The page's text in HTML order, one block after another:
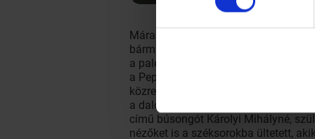
Mára a műfaj – nevezzük nótának,
bármikor feltámasztható, hisz
a palettán, mi sem bizonyítja
a Pepita Ofélia Bárban, később
közreműködésével olyan
a dalokat magyarázó szövegekkel
című búsongót Károlyi Mihályné,
nézőket is a széksorokba ültetett,